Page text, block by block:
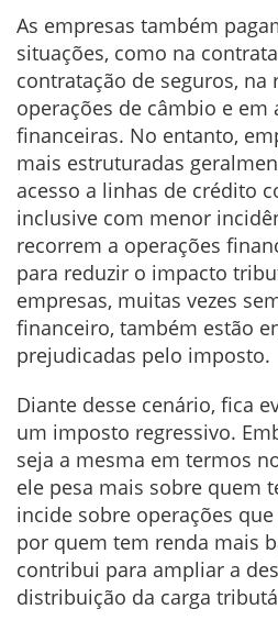
As empresas também
situações, como na
contratação de seguros, na
operações de câmbio e em
financeiras. No entanto,
mais estruturadas
acesso a linhas de crédito
inclusive com menor
recorrem a operações
para reduzir o impacto
empresas, muitas vezes
financeiro, também estão
prejudicadas pelo imposto.
Diante desse cenário, fica
um imposto regressivo.
seja a mesma em termos
ele pesa mais sobre quem
incide sobre operações
por quem tem renda mais
contribui para ampliar a
distribuição da carga